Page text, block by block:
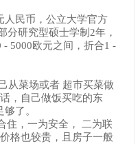
人民币，公立大学官方
分研究型硕士学制2年，
5000欧元之间，折合1 -
从菜场或者 超市买菜做
，自己做饭买吃的东
了。
住，一为安全， 二为联
格也较贵，且房子一般